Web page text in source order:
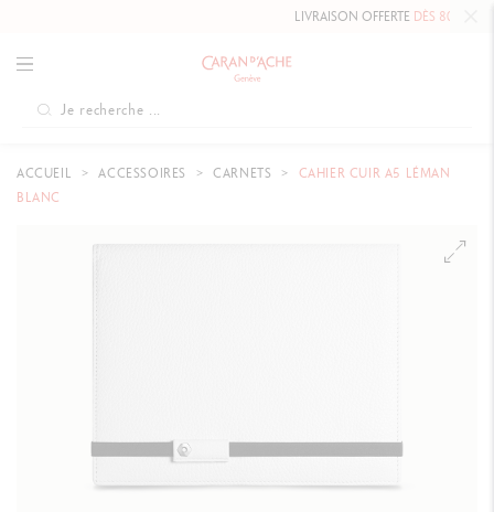
LIVRAISON OFFERTEDÈS 80 CHF.
ACCUEIL ACCESSOIRES CARNETS
CAHIER CUIR A5 LÉMAN
BLANC